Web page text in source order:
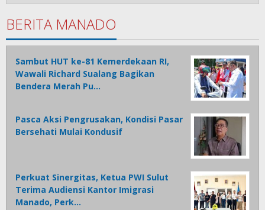
BERITA MANADO
Sambut HUT ke-81 Kemerdekaan RI,
Wawali Richard Sualang Bagikan
Bendera Merah Pu…
Pasca Aksi Pengrusakan, Kondisi Pasar
Bersehati Mulai Kondusif
Perkuat Sinergitas, Ketua PWI Sulut
Terima Audiensi Kantor Imigrasi
Manado, Perk…